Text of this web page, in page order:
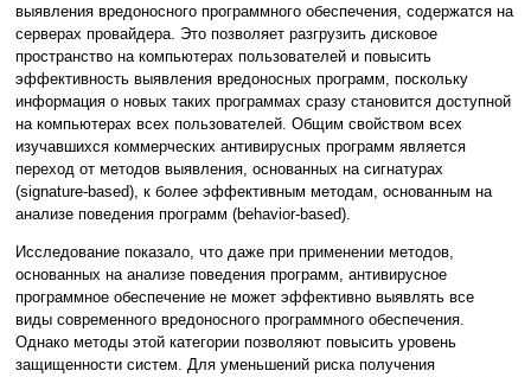
выявления вредоносного программного обеспечения, содержатся на
серверах провайдера. Это позволяет разгрузить дисковое
пространство на компьютерах пользователей и повысить
эффективность выявления вредоносных программ, поскольку
информация о новых таких программах сразу становится доступной
на компьютерах всех пользователей. Общим свойством всех
изучавшихся коммерческих антивирусных программ является
переход от методов выявления, основанных на сигнатурах
(signature-based), к более эффективным методам, основанным на
анализе поведения программ (behavior-based).
Исследование показало, что даже при применении методов,
основанных на анализе поведения программ, антивирусное
программное обеспечение не может эффективно выявлять все
виды современного вредоносного программного обеспечения.
Однако методы этой категории позволяют повысить уровень
защищенности систем. Для уменьшений риска получения